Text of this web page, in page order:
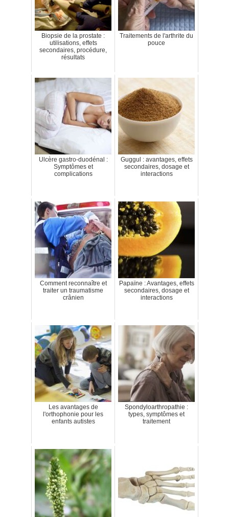
Biopsie de la prostate :
utilisations, effets
secondaires, procédure,
résultats
Traitements de l'arthrite du
pouce
Ulcère gastro-duodénal :
Symptômes et
complications
Guggul : avantages, effets
secondaires, dosage et
interactions
Comment reconnaître et
traiter un traumatisme
crânien
Papaïne : Avantages, effets
secondaires, dosage et
interactions
Les avantages de
l'orthophonie pour les
enfants autistes
Spondyloarthropathie :
types, symptômes et
traitement